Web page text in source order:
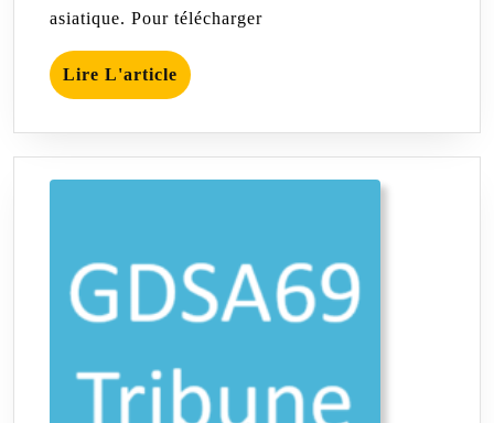
asiatique. Pour télécharger
Lire L'article Lire
L'article